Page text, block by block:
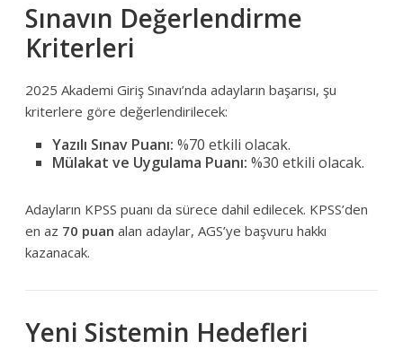
Sınavın Değerlendirme
Kriterleri
2025 Akademi Giriş Sınavı’nda adayların başarısı, şu
kriterlere göre değerlendirilecek:
Yazılı Sınav Puanı: %70 etkili olacak.
Mülakat ve Uygulama Puanı: %30 etkili olacak.
Adayların KPSS puanı da sürece dahil edilecek. KPSS’den
en az 70 puan alan adaylar, AGS’ye başvuru hakkı
kazanacak.
Yeni Sistemin Hedefleri